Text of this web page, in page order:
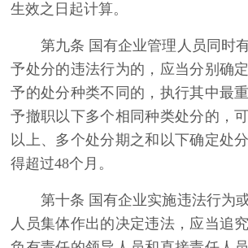
生效之日起计算。
第九条 国有企业管理人员同时
予处分的违法行为的，应当分别确
予的处分种类不同的，执行其中最
予撤职以下多个相同种类处分的，
以上、多个处分期之和以下确定处
得超过48个月。
第十条 国有企业实施违法行为
人员集体作出的决定违法，应当追